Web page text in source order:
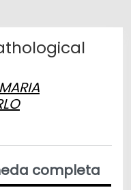
completa